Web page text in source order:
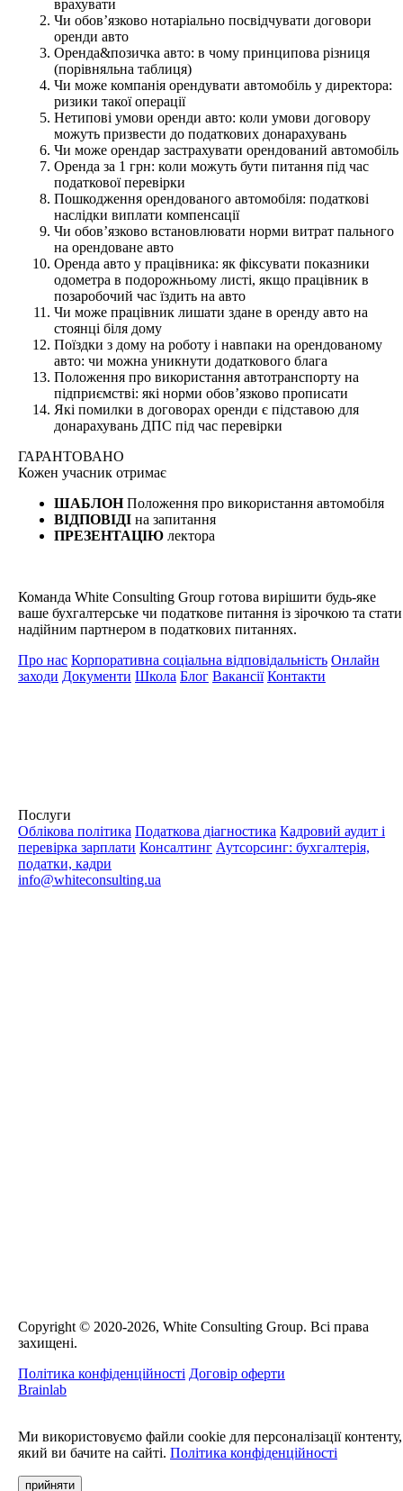
врахувати
Чи обов’язково нотаріально посвідчувати договори
оренди авто
Оренда&позичка авто: в чому принципова різниця
(порівняльна таблиця)
Чи може компанія орендувати автомобіль у директора:
ризики такої операції
Нетипові умови оренди авто: коли умови договору
можуть призвести до податкових донарахувань
Чи може орендар застрахувати орендований автомобіль
Оренда за 1 грн: коли можуть бути питання під час
податкової перевірки
Пошкодження орендованого автомобіля: податкові
наслідки виплати компенсації
Чи обов’язково встановлювати норми витрат пального
на орендоване авто
Оренда авто у працівника: як фіксувати показники
одометра в подорожньому листі, якщо працівник в
позаробочий час їздить на авто
Чи може працівник лишати здане в оренду авто на
стоянці біля дому
Поїздки з дому на роботу і навпаки на орендованому
авто: чи можна уникнути додаткового блага
Положення про використання автотранспорту на
підприємстві: які норми обов’язково прописати
Які помилки в договорах оренди є підставою для
донарахувань ДПС під час перевірки
ГАРАНТОВАНО
Кожен учасник отримає
ШАБЛОНПоложення про використання автомобіля
ВІДПОВІДІ на запитання
ПРЕЗЕНТАЦІЮ лектора
Команда White Consulting Group готова вирішити будь-яке
ваше бухгалтерське чи податкове питання із зірочкою та стати
надійним партнером в податкових питаннях.
Про нас Корпоративна соціальна відповідальність Онлайн
заходи Документи Школа Блог Вакансії Контакти
Послуги
Облікова політика Податкова діагностика Кадровий аудит і
перевірка зарплати Консалтинг Аутсорсинг: бухгалтерія,
податки, кадри
info@whiteconsulting.ua
Сopyright © 2020-2026, White Consulting Group. Всі права
захищені.
Політика конфіденційності Договір оферти
Brainlab
Ми використовуємо файли cookie для персоналізації контенту,
який ви бачите на сайті. Політика конфіденційності
прийняти